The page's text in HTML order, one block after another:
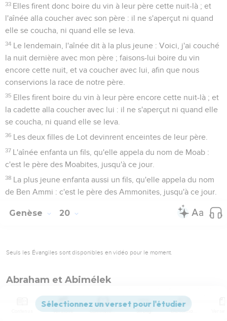
33 Elles firent donc boire du vin à leur père cette nuit-là ; et
l'aînée alla coucher avec son père : il ne s'aperçut ni quand
elle se coucha, ni quand elle se leva.
34 Le lendemain, l'aînée dit à la plus jeune : Voici, j'ai couché
la nuit dernière avec mon père ; faisons-lui boire du vin
encore cette nuit, et va coucher avec lui, afin que nous
conservions la race de notre père.
35 Elles firent boire du vin à leur père encore cette nuit-là ; et
la cadette alla coucher avec lui : il ne s'aperçut ni quand elle
se coucha, ni quand elle se leva.
36 Les deux filles de Lot devinrent enceintes de leur père.
37 L'aînée enfanta un fils, qu'elle appela du nom de Moab :
c'est le père des Moabites, jusqu'à ce jour.
38 La plus jeune enfanta aussi un fils, qu'elle appela du nom
de Ben Ammi : c'est le père des Ammonites, jusqu'à ce jour.
Genèse 20
Seuls les Évangiles sont disponibles en vidéo pour le moment.
Abraham et Abimélek
Abraham partit de là pour la contrée du midi ; il s'établit
entre Kadès et Schur, et fit un séjour à Guérar.
Versions Commentaires Strong